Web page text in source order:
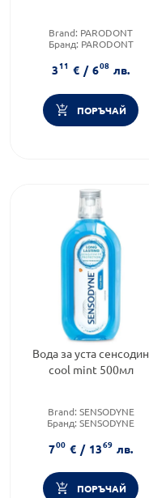
Brand: PARODONT
Бранд: PARODONT
уста
311 € / 608 лв.
ПОРЪЧАЙ
Вода за уста сенсодин
cool mint 500мл
Brand: SENSODYNE
Бранд: SENSODYNE
уста
700 € / 1369 лв.
ПОРЪЧАЙ